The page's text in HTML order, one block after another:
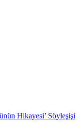
Hikayesi’ Söyleşişi